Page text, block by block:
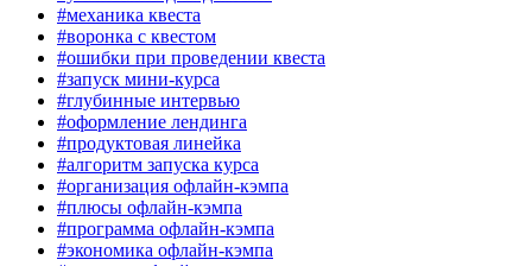
#механика квеста
#воронка с квестом
#ошибки при проведении квеста
#запуск мини-курса
#глубинные интервью
#оформление лендинга
#продуктовая линейка
#алгоритм запуска курса
#организация офлайн-кэмпа
#плюсы офлайн-кэмпа
#программа офлайн-кэмпа
#экономика офлайн-кэмпа